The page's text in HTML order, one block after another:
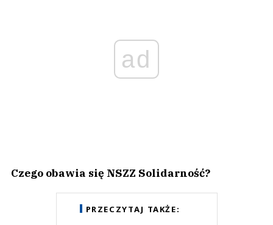
ad
Czego obawia się NSZZ Solidarność?
PRZECZYTAJ TAKŻE: